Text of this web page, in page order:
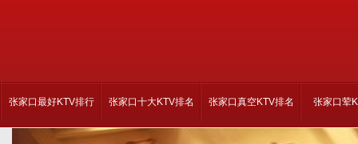
张家口最好KTV排行 张家口十大KTV排名 张家口真空KTV排名 张家口荤